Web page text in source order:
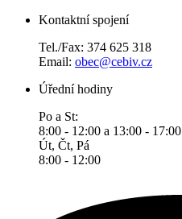
Kontaktní spojení
Tel./Fax: 374 625 318
Email: obec@cebiv.cz
Úřední hodiny
Po a St:
8:00 - 12:00 a 13:00 - 17:00
Út, Čt, Pá
8:00 - 12:00